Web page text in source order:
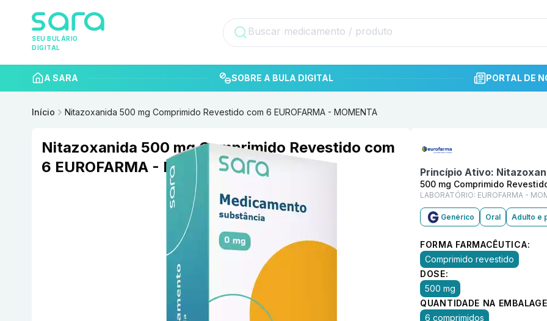
SEU BULÁRIO
DIGITAL
A SARA SOBRE A BULA DIGITAL PORTAL DE
Início Nitazoxanida 500 mg Comprimido Revestido com 6 EUROFARMA - MOMENTA
Nitazoxanida 500 mg Comprimido Revestido com
6 EUROFARMA - MOMENTA
Princípio Ativo:
500 mg Comprimido
LABORATÓRIO: EUROFARMA -
Genérico Oral Adulto e
FORMA FARMACÊUTICA:
Comprimido revestido
DOSE:
500 mg
QUANTIDADE NA
6 comprimidos